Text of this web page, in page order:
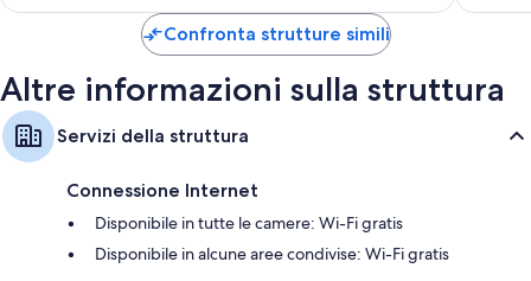
113 €
Confronta strutture simili
Altre informazioni sulla struttura
Servizi della struttura
Connessione Internet
Disponibile in tutte le camere: Wi-Fi gratis
Disponibile in alcune aree condivise: Wi-Fi gratis